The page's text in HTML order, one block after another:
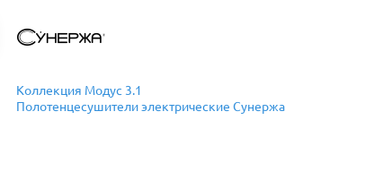
Коллекция Модус 3.1
Полотенцесушители электрические Сунержа